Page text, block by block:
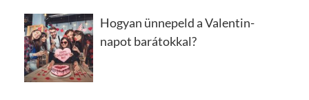
Hogyan ünnepeld a Valentin-
napot barátokkal?